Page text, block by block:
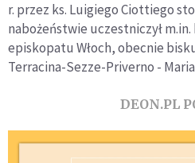
r. przez ks. Luigiego Ciottiego
nabożeństwie uczestniczył
episkopatu Włoch, obecnie
Terracina-Sezze-Priverno -
DEON.PL